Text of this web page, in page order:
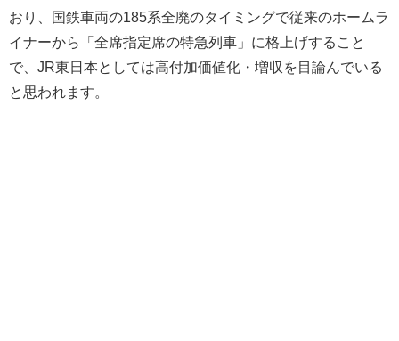
おり、国鉄車両の185系全廃のタイミングで従来のホームラ
イナーから「全席指定席の特急列車」に格上げすること
で、JR東日本としては高付加価値化・増収を目論んでいる
と思われます。